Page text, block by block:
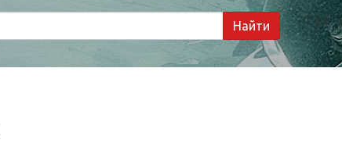
Найти 1 у.е.